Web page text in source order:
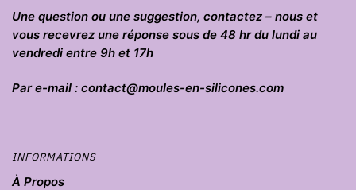
Une question ou une suggestion, contactez – nous et
vous recevrez une réponse sous de 48 hr du lundi au
vendredi entre 9h et 17h
Par e-mail : contact@moules-en-silicones.com
INFORMATIONS
À Propos